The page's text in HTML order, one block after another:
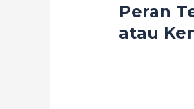
Peran
atau